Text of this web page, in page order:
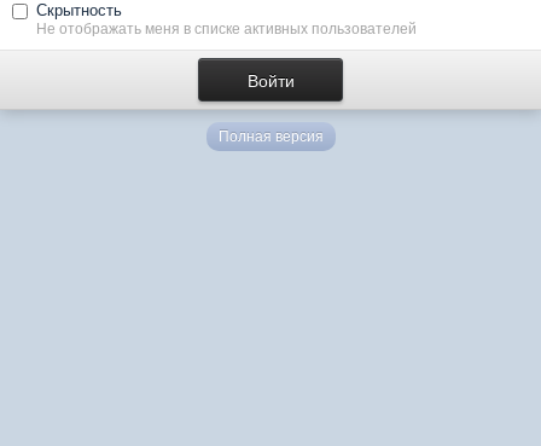
Скрытность
Не отображать меня в списке активных пользователей
Полная версия